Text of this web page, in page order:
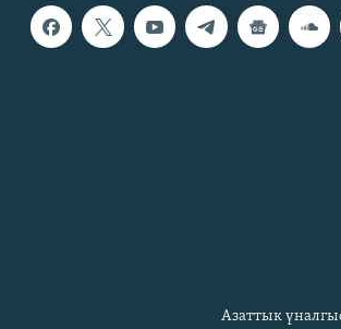
Азаттык